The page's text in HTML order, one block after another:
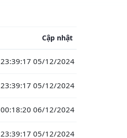
Cập nhật
23:39:17 05/12/2024
23:39:17 05/12/2024
00:18:20 06/12/2024
23:39:17 05/12/2024